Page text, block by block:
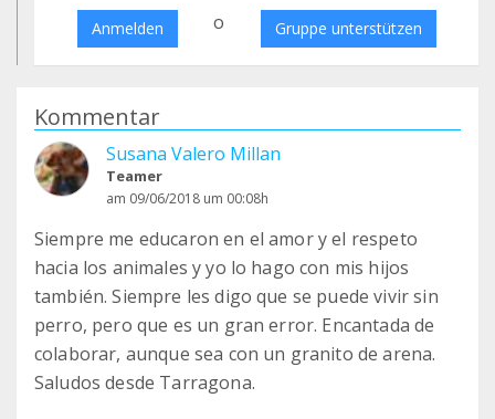
Anmelden o Gruppe unterstützen
Kommentar
Susana Valero Millan
Teamer
am 09/06/2018 um 00:08h
Siempre me educaron en el amor y el respeto
hacia los animales y yo lo hago con mis hijos
también. Siempre les digo que se puede vivir sin
perro, pero que es un gran error. Encantada de
colaborar, aunque sea con un granito de arena.
Saludos desde Tarragona.